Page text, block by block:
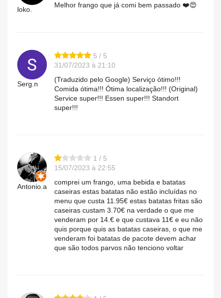
loko.
Melhor frango que já comi bem passado ❤️😍
Serg.n
5 / 5
31/07/2023 à 21:10
(Traduzido pelo Google) Serviço ótimo!!!
Comida ótima!!! Ótima localização!!! (Original)
Service super!!! Essen super!!! Standort
super!!!
Antonio.a
1 / 5
15/07/2023 à 22:55
comprei um frango, uma bebida e batatas
caseiras estas batatas não estão incluídas no
menu que custa 11.95€ estas batatas fritas são
caseiras custam 3.70€ na verdade o que me
venderam por 14.€ e que custava 11€ e eu não
quis porque quis as batatas caseiras, o que me
venderam foi batatas de pacote devem achar
que são todos parvos não tenciono voltar